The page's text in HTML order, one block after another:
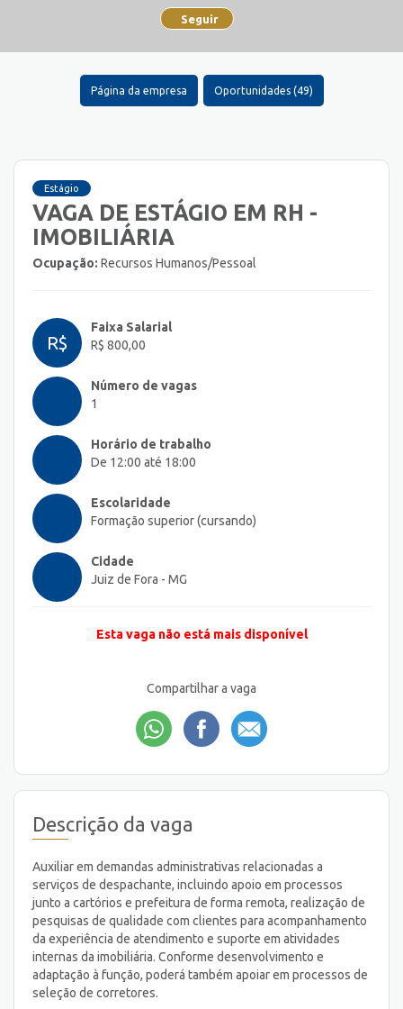
Seguir
Página da empresa Oportunidades (49)
Estágio
VAGA DE ESTÁGIO EM RH -
IMOBILIÁRIA
Ocupação: Recursos Humanos/Pessoal
R$
Faixa Salarial
R$ 800,00
Número de vagas
1
Horário de trabalho
De 12:00 até 18:00
Escolaridade
Formação superior (cursando)
Cidade
Juiz de Fora - MG
Esta vaga não está mais disponível
Compartilhar a vaga
Descrição da vaga
Auxiliar em demandas administrativas relacionadas a
serviços de despachante, incluindo apoio em processos
junto a cartórios e prefeitura de forma remota, realização de
pesquisas de qualidade com clientes para acompanhamento
da experiência de atendimento e suporte em atividades
internas da imobiliária. Conforme desenvolvimento e
adaptação à função, poderá também apoiar em processos de
seleção de corretores.